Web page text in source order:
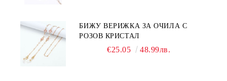
БИЖУ ВЕРИЖКА ЗА ОЧИЛА С
РОЗОВ КРИСТАЛ
€25.05 48.99лв.